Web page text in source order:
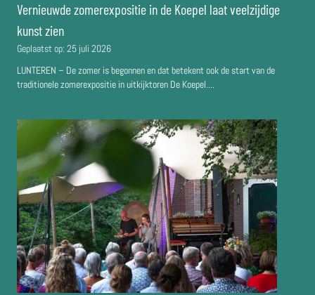
Vernieuwde zomerexpositie in de Koepel laat veelzijdige
kunst zien
Geplaatst op: 25 juli 2026
LUNTEREN – De zomer is begonnen en dat betekent ook de start van de
traditionele zomerexpositie in uitkijktoren De Koepel....